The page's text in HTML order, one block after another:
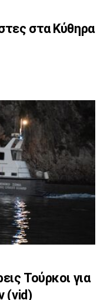
στα Κύθηρα
Τούρκοι για
(vid)